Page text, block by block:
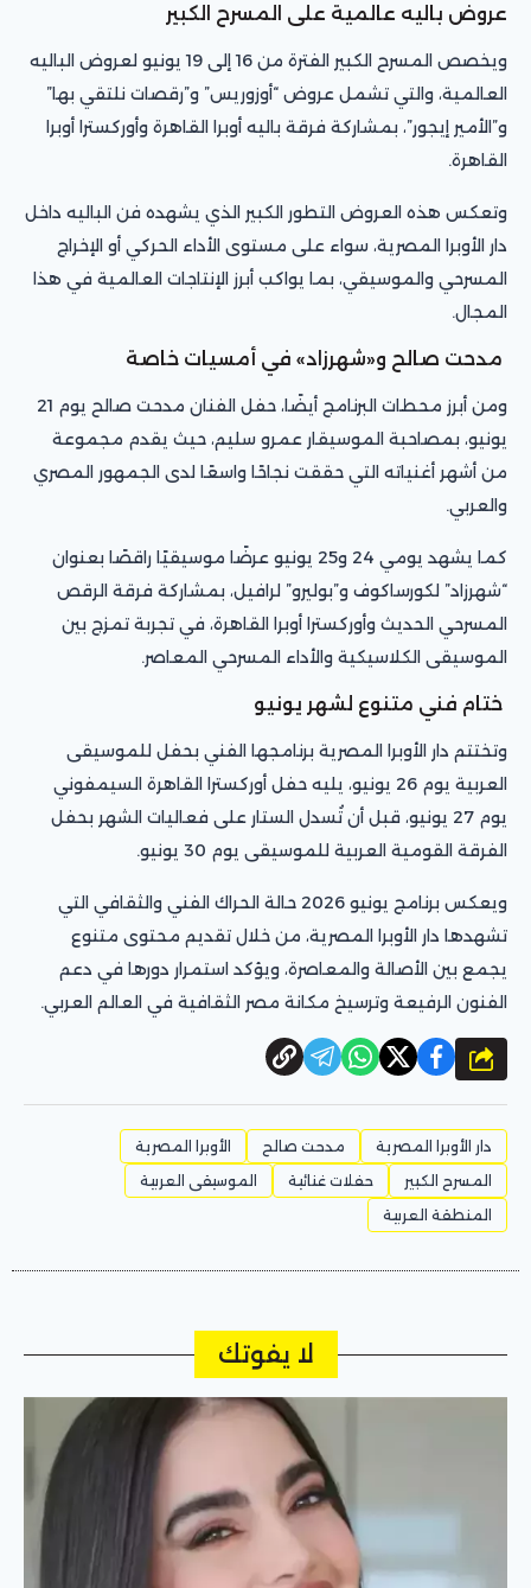
عروض باليه عالمية على المسرح الكبير
ويخصص المسرح الكبير الفترة من 16 إلى 19 يونيو لعروض الباليه
العالمية، والتي تشمل عروض “أوزوريس” و”رقصات نلتقي بها”
و”الأمير إيجور”، بمشاركة فرقة باليه أوبرا القاهرة وأوركسترا أوبرا
القاهرة.
وتعكس هذه العروض التطور الكبير الذي يشهده فن الباليه داخل
دار الأوبرا المصرية، سواء على مستوى الأداء الحركي أو الإخراج
المسرحي والموسيقي، بما يواكب أبرز الإنتاجات العالمية في هذا
المجال.
مدحت صالح و«شهرزاد» في أمسيات خاصة
ومن أبرز محطات البرنامج أيضًا، حفل الفنان مدحت صالح يوم 21
يونيو، بمصاحبة الموسيقار عمرو سليم، حيث يقدم مجموعة
من أشهر أغنياته التي حققت نجاحًا واسعًا لدى الجمهور المصري
والعربي.
كما يشهد يومي 24 و25 يونيو عرضًا موسيقيًا راقصًا بعنوان
“شهرزاد” لكورساكوف و”بوليرو” لرافيل، بمشاركة فرقة الرقص
المسرحي الحديث وأوركسترا أوبرا القاهرة، في تجربة تمزج بين
الموسيقى الكلاسيكية والأداء المسرحي المعاصر.
ختام فني متنوع لشهر يونيو
وتختتم دار الأوبرا المصرية برنامجها الفني بحفل للموسيقى
العربية يوم 26 يونيو، يليه حفل أوركسترا القاهرة السيمفوني
يوم 27 يونيو، قبل أن تُسدل الستار على فعاليات الشهر بحفل
الفرقة القومية العربية للموسيقى يوم 30 يونيو.
ويعكس برنامج يونيو 2026 حالة الحراك الفني والثقافي التي
تشهدها دار الأوبرا المصرية، من خلال تقديم محتوى متنوع
يجمع بين الأصالة والمعاصرة، ويؤكد استمرار دورها في دعم
الفنون الرفيعة وترسيخ مكانة مصر الثقافية في العالم العربي.
شارك
دار الأوبرا المصرية مدحت صالح
الأوبرا المصرية
المسرح الكبير
حفلات غنائية
الموسيقى العربية
المنطقة العربية
لا يفوتك